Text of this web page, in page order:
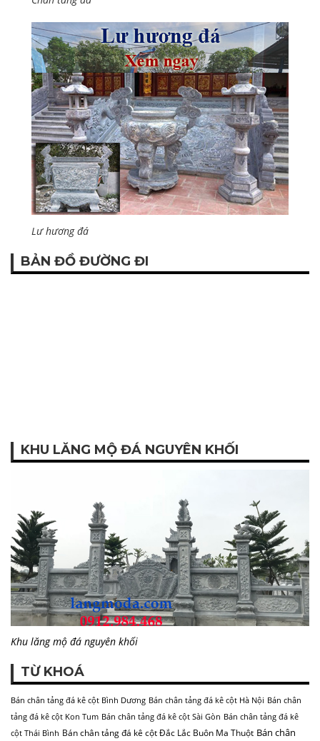
Lư hương đá
BẢN ĐỒ ĐƯỜNG ĐI
KHU LĂNG MỘ ĐÁ NGUYÊN KHỐI
Khu lăng mộ đá nguyên khối
TỪ KHOÁ
Bán chân tảng đá kê cột Bình Dương Bán chân tảng đá kê cột Hà Nội Bán chân
tảng đá kê cột Kon Tum Bán chân tảng đá kê cột Sài Gòn Bán chân tảng đá kê
cột Thái Bình Bán chân tảng đá kê cột Đắc Lắc Buôn Ma Thuột Bán chân